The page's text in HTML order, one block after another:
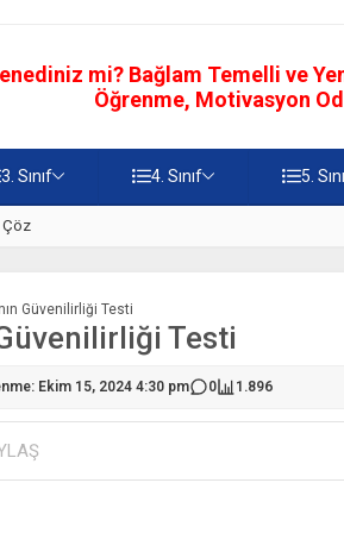
mi? Bağlam Temelli ve
Öğrenme, Motivasyon
3. Sınıf 4. Sınıf 5.
Çöz
Güvenilirliği Testi
Testi
Ekim 15, 2024 4:30 pm 0 1.896